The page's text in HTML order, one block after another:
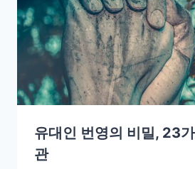
유대인 번영의 비밀, 23
관